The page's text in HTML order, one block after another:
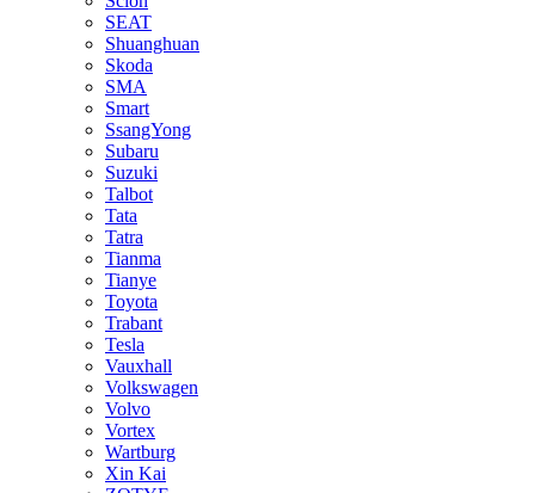
SEAT
Shuanghuan
Skoda
SMA
Smart
SsangYong
Subaru
Suzuki
Talbot
Tata
Tatra
Tianma
Tianye
Toyota
Trabant
Tesla
Vauxhall
Volkswagen
Volvo
Vortex
Wartburg
Xin Kai